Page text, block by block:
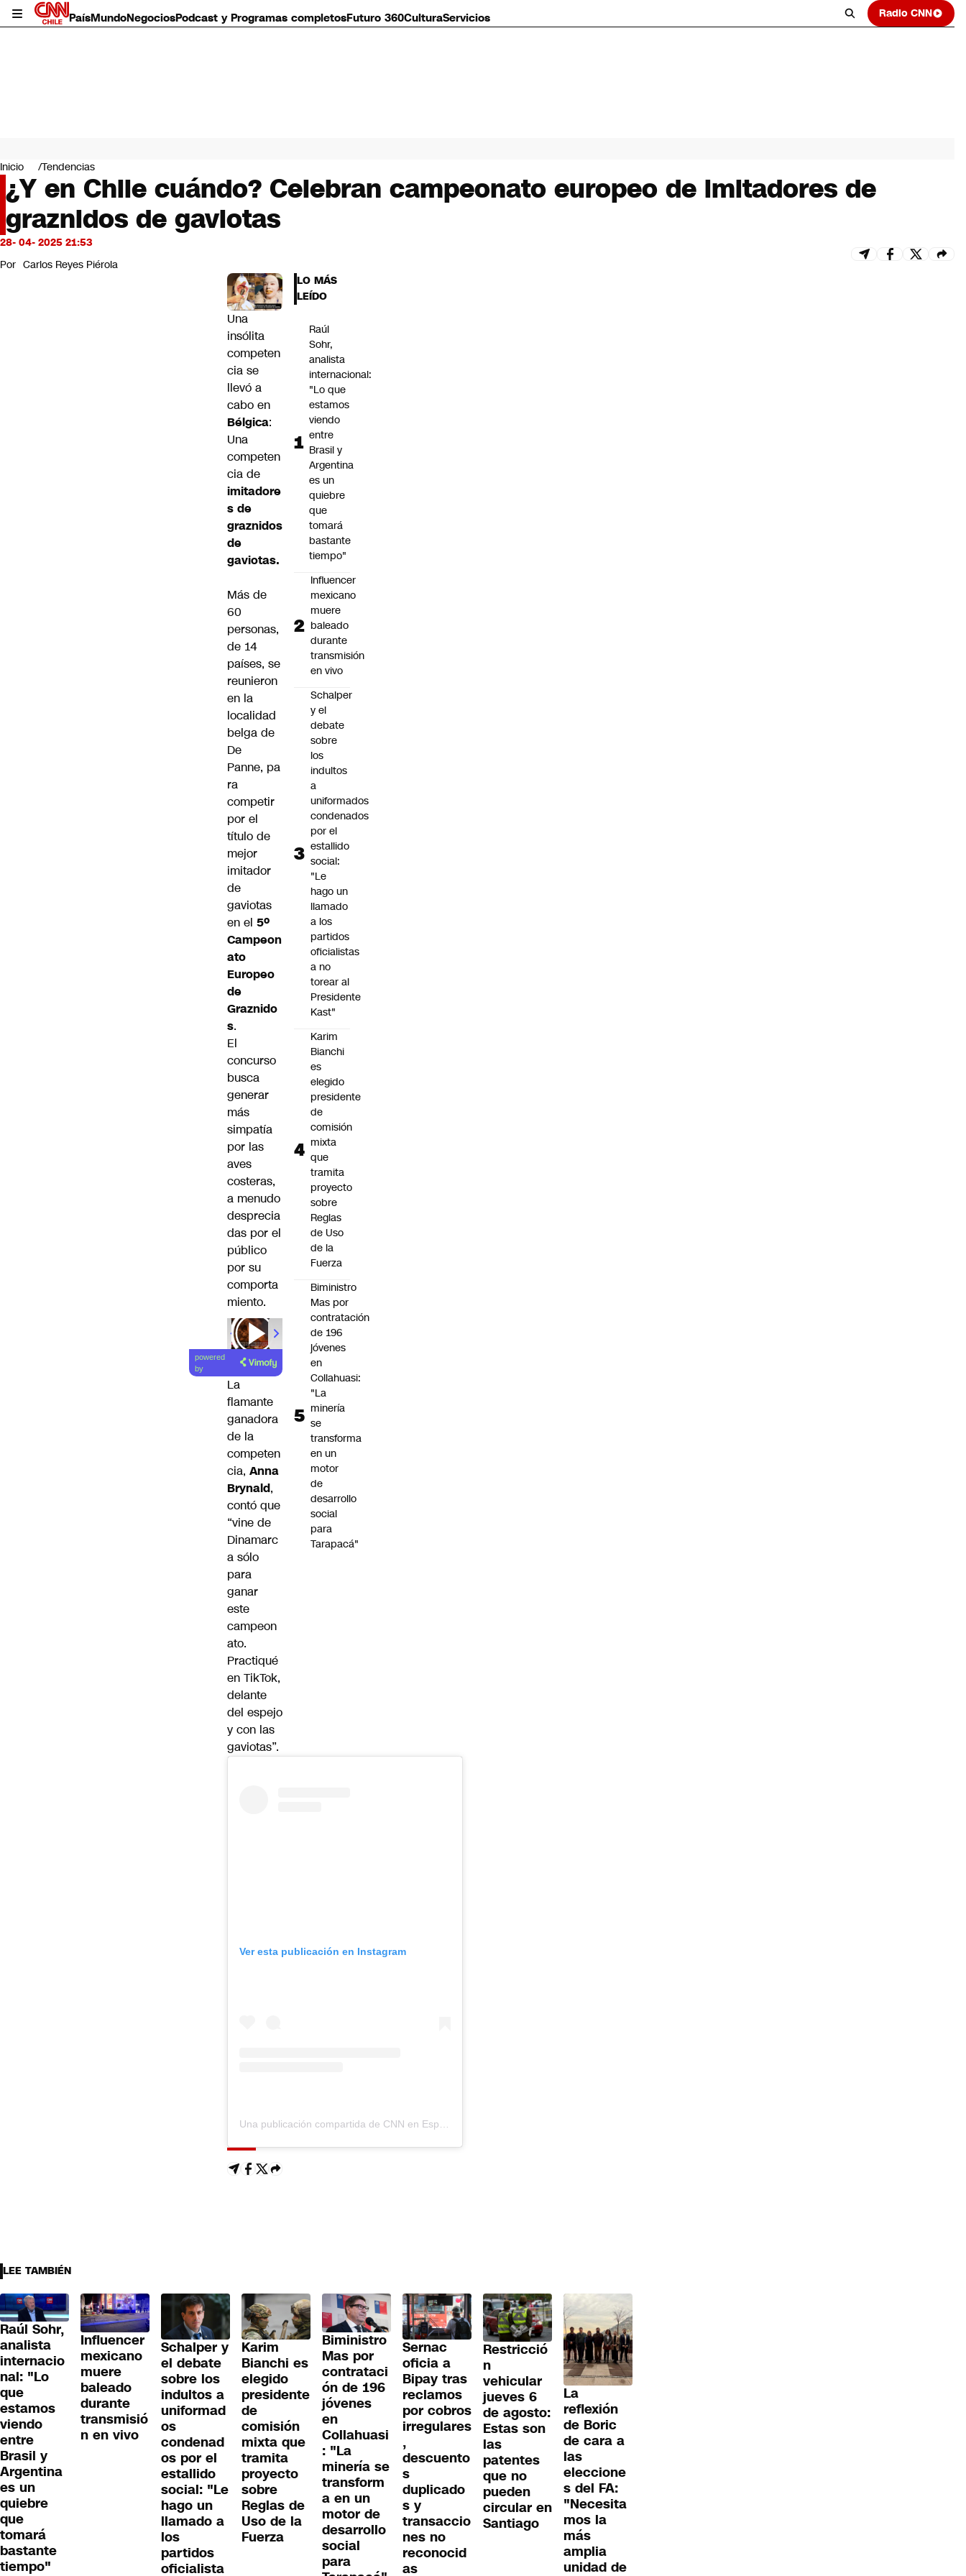
PaísMundoNegociosPodcast y Programas completosFuturo 360CulturaServicios Radio CNN
Mundo
Negocios
Deportes
Programas completos
Cultura
Servicios
Bits
CNN Data
Inicio Tendencias
¿Y en Chile cuándo? Celebran campeonato europeo de imitadores de
graznidos de gaviotas
28- 04- 2025 21:53
Por Carlos Reyes Piérola
Una
insólita
competen
cia se
llevó a
cabo en
Bélgica:
Una
competen
cia de
imitadore
s de
graznidos
de
gaviotas.
Más de
60
personas,
de 14
países, se
reunieron
en la
localidad
belga de
De
Panne, pa
ra
competir
por el
título de
mejor
imitador
de
gaviotas
en el 5º
Campeon
ato
Europeo
de
Graznido
s.
El
concurso
busca
generar
más
simpatía
por las
aves
costeras,
a menudo
desprecia
das por el
público
por su
comporta
miento.
powered
by
La
flamante
ganadora
de la
competen
cia, Anna
Brynald,
contó que
“vine de
Dinamarc
a sólo
para
ganar
este
campeon
ato.
Practiqué
en TikTok,
delante
del espejo
y con las
gaviotas”.
Ver esta publicación en Instagram
LO MÁS
LEÍDO
Raúl
Sohr,
analista
internacional:
"Lo que
estamos
viendo
entre
Brasil y
Argentina
es un
quiebre
que
tomará
bastante
tiempo"
Influencer
mexicano
muere
baleado
durante
transmisión
en vivo
Schalper
y el
debate
sobre
los
indultos
a
uniformados
condenados
por el
estallido
social:
"Le
hago un
llamado
a los
partidos
oficialistas
a no
torear al
Presidente
Kast"
Karim
Bianchi
es
elegido
presidente
de
comisión
mixta
que
tramita
proyecto
sobre
Reglas
de Uso
de la
Fuerza
Biministro
Mas por
contratación
de 196
jóvenes
en
Collahuasi:
"La
minería
se
transforma
en un
motor
de
desarrollo
social
para
Tarapacá"
LEE TAMBIÉN
Raúl Sohr,
analista
internacio
nal: "Lo
que
estamos
viendo
entre
Brasil y
Argentina
es un
quiebre
que
tomará
bastante
tiempo"
Influencer
mexicano
muere
baleado
durante
transmisió
n en vivo
Schalper y
el debate
sobre los
indultos a
uniformad
os
condenad
os por el
estallido
social: "Le
hago un
llamado a
los
partidos
oficialista
Karim
Bianchi es
elegido
presidente
de
comisión
mixta que
tramita
proyecto
sobre
Reglas de
Uso de la
Fuerza
Biministro
Mas por
contrataci
ón de 196
jóvenes
en
Collahuasi
: "La
minería se
transform
a en un
motor de
desarrollo
social
para
Sernac
oficia a
Bipay tras
reclamos
por cobros
irregulares
,
descuento
s
duplicado
s y
transaccio
nes no
reconocid
as
Restricció
n
vehicular
jueves 6
de agosto:
Estas son
las
patentes
que no
pueden
circular en
Santiago
La
reflexión
de Boric
de cara a
las
eleccione
s del FA:
"Necesita
mos la
más
amplia
unidad de